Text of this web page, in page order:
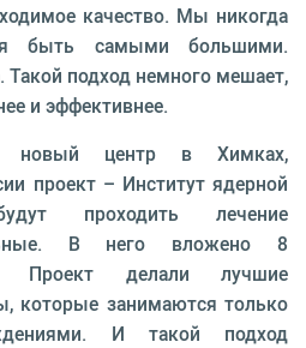
качество. Мы никогда
быть самыми большими.
подход немного мешает,
и эффективнее.
новый центр в Химках,
проект – Институт ядерной
проходить лечение
В него вложено 8
Проект делали лучшие
которые занимаются только
И такой подход